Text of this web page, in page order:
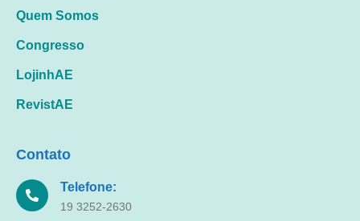
Quem Somos
Congresso
LojinhAE
RevistAE
Contato
Telefone:
19 3252-2630